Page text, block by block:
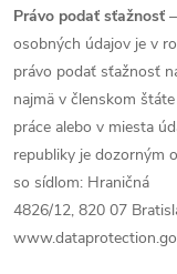
Právo podať sťažnosť
osobných údajov je v
právo podať sťažnosť
najmä v členskom
práce alebo v miesta
republiky je dozorným
so sídlom: Hraničná
4826/12, 820 07